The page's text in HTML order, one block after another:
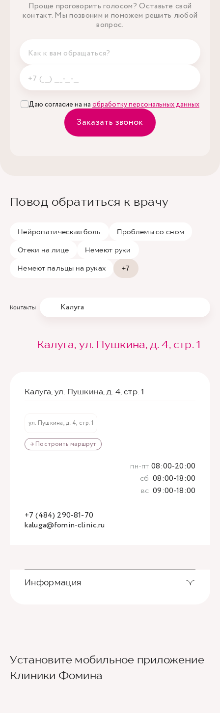
Проще проговорить голосом? Оставьте свой
контакт. Мы позвоним и поможем решить любой
вопрос.
Даю согласие на на обработку персональных данных
Заказать звонок
Повод обратиться к врачу
Нейропатическая боль Проблемы со сном
Отеки на лице Немеют руки
Немеют пальцы на руках +7
Контакты Калуга
Калуга, ул. Пушкина, д. 4, стр. 1
Калуга, ул. Пушкина, д. 4, стр. 1
ул. Пушкина, д. 4, стр. 1
→ Построить маршрут
kaluga@fomin-clinic.ru
+7 (484) 290-81-70
пн-пт 08:00-20:00
сб 08:00-18:00
вс 09:00-18:00
Информация
Ведущие врачи региона
Установите мобильное приложение
Клиники Фомина